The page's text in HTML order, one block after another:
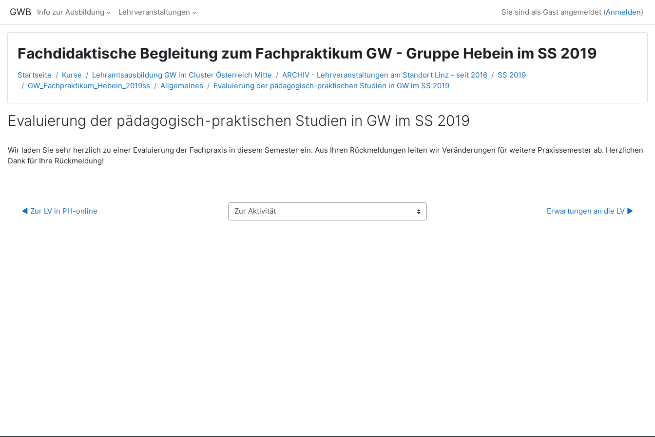
GWB Info zur Ausbildung Lehrveranstaltungen Sie sind als Gast angemeldet (Anmelden)
Fachdidaktische Begleitung zum Fachpraktikum GW - Gruppe Hebein im SS 2019
Startseite Kurse Lehramtsausbildung GW im Cluster Österreich Mitte ARCHIV - Lehrveranstaltungen am Standort Linz - seit 2016
SS 2019
GW_Fachpraktikum_Hebein_2019ss
Allgemeines Evaluierung der pädagogisch-praktischen Studien in GW im SS 2019
Evaluierung der pädagogisch-praktischen Studien in GW im SS 2019
Wir laden Sie sehr herzlich zu einer Evaluierung der Fachpraxis in diesem Semester ein. Aus Ihren Rückmeldungen leiten wir Veränderungen für weitere Praxissemester ab. Herzlichen
Dank für Ihre Rückmeldung!
◀︎ Zur LV in PH-online Zur Aktivität Erwartungen an die LV ▶︎